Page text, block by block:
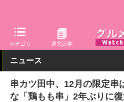
カテゴリ 過去記事
グルメ Watch 店舗 レストラン
ニュース
串カツ田中、12月の限定串
な「鶏もも串」2年ぶりに